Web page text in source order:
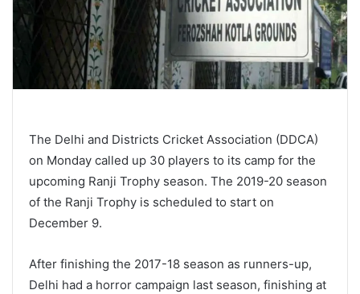
The Delhi and Districts Cricket Association (DDCA)
on Monday called up 30 players to its camp for the
upcoming Ranji Trophy season. The 2019-20 season
of the Ranji Trophy is scheduled to start on
December 9.
After finishing the 2017-18 season as runners-up,
Delhi had a horror campaign last season, finishing at